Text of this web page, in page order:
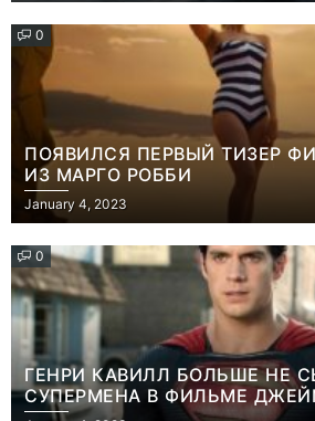
0
ПОЯВИЛСЯ ПЕРВЫЙ ТИЗЕР
ИЗ МАРГО РОББИ
January 4, 2023
0
ГЕНРИ КАВИЛЛ БОЛЬШЕ НЕ
СУПЕРМЕНА В ФИЛЬМЕ